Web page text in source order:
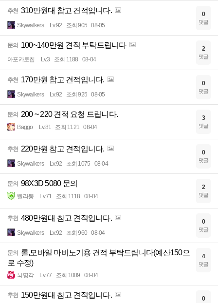
추천 310만원대 참고 견적입니다.
Skywalkers Lv.92 조회 905 08-05
0
댓글
문의 100~140만원 견적 부탁드립니다
아포카토칩 Lv.3 조회 1188 08-04
2
댓글
추천 170만원 참고 견적입니다.
Skywalkers Lv.92 조회 925 08-05
0
댓글
문의 200 ~ 220 견적 요청 드립니다.
Baggo Lv.81 조회 1121 08-04
3
댓글
추천 220만원 참고 견적입니다.
Skywalkers Lv.92 조회 1075 08-04
0
댓글
문의 98X3D 5080 문의
삘라뽕 Lv.71 조회 1118 08-04
2
댓글
추천 480만원대 참고 견적입니다.
Skywalkers Lv.92 조회 960 08-04
0
댓글
문의
롤,모바일 마비노기용 견적 부탁드립니다(예산150으
로 수정)
뇌명각 Lv.77 조회 1009 08-04
4
댓글
추천 150만원대 참고 견적입니다. 0